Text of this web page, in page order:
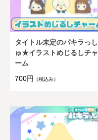
タイトル未定のパキラっし
ゅ★イラストめじるしチャ
ーム
700円
（税込み）